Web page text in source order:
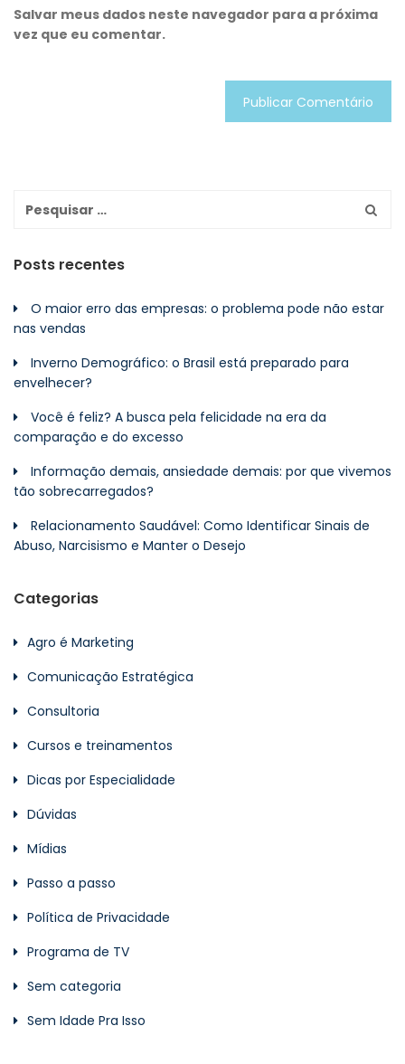
Salvar meus dados neste navegador para a próxima
vez que eu comentar.
Posts recentes
O maior erro das empresas: o problema pode não estar
nas vendas
Inverno Demográfico: o Brasil está preparado para
envelhecer?
Você é feliz? A busca pela felicidade na era da
comparação e do excesso
Informação demais, ansiedade demais: por que vivemos
tão sobrecarregados?
Relacionamento Saudável: Como Identificar Sinais de
Abuso, Narcisismo e Manter o Desejo
Categorias
Agro é Marketing
Comunicação Estratégica
Consultoria
Cursos e treinamentos
Dicas por Especialidade
Dúvidas
Mídias
Passo a passo
Política de Privacidade
Programa de TV
Sem categoria
Sem Idade Pra Isso